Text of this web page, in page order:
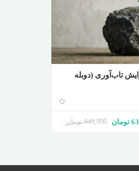
تاب‌آوری (دوبله
849,000 تومان تومان